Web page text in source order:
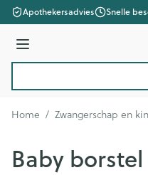
Ga naar de inhoud
Apothekersadvies Snelle
Menu
Home / Zwangerschap en
Baby